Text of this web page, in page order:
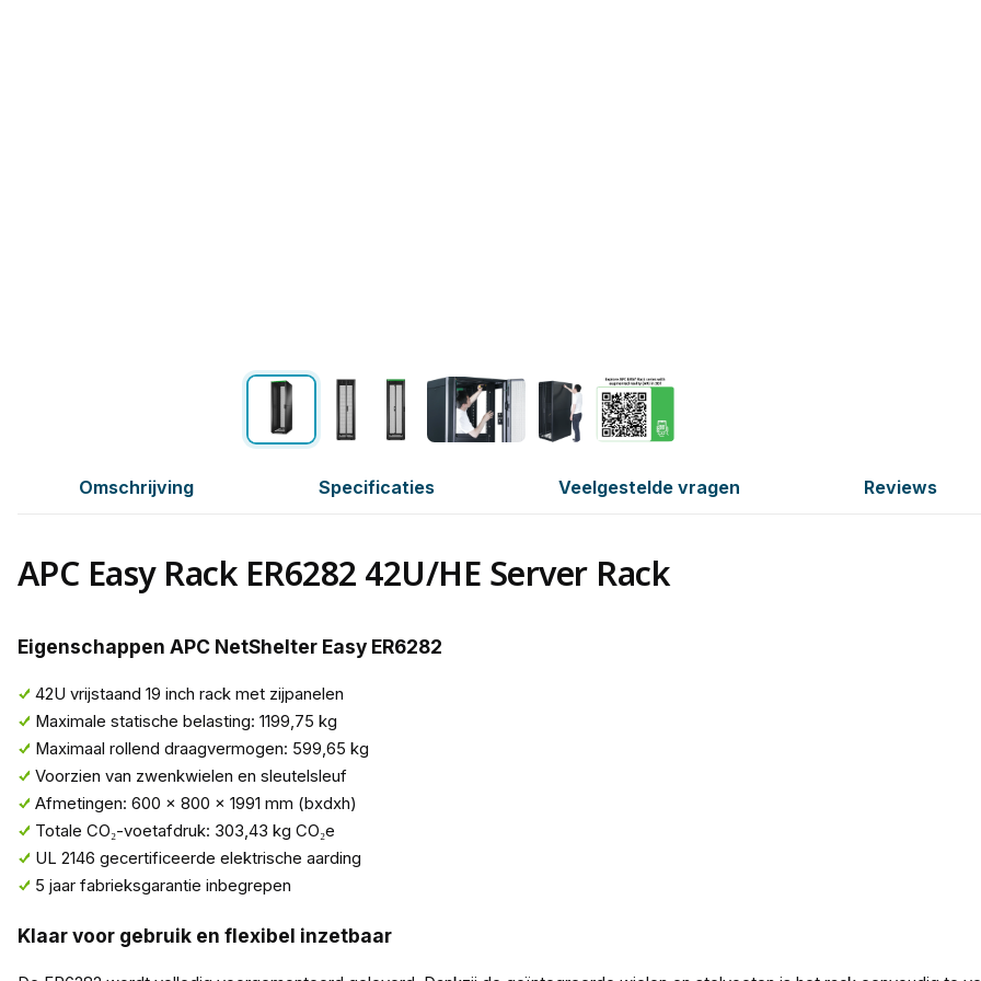
Omschrijving Specificaties Veelgestelde vragen Reviews
APC Easy Rack ER6282 42U/HE Server Rack
Eigenschappen APC NetShelter Easy ER6282
42U vrijstaand 19 inch rack met zijpanelen
Maximale statische belasting: 1199,75 kg
Maximaal rollend draagvermogen: 599,65 kg
Voorzien van zwenkwielen en sleutelsleuf
Afmetingen: 600 x 800 x 1991 mm (bxdxh)
Totale CO₂-voetafdruk: 303,43 kg CO₂e
UL 2146 gecertificeerde elektrische aarding
5 jaar fabrieksgarantie inbegrepen
Klaar voor gebruik en flexibel inzetbaar